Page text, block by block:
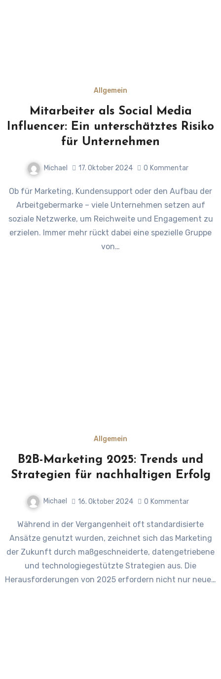
Allgemein
Mitarbeiter als Social Media
Influencer: Ein unterschätztes Risiko
für Unternehmen
Michael 17. Oktober 2024 0 Kommentar
Ob für Marketing, Kundensupport oder den Aufbau der
Arbeitgebermarke – viele Unternehmen setzen auf
soziale Netzwerke, um Reichweite und Engagement zu
erzielen. Immer mehr rückt dabei eine spezielle Gruppe
von…
Allgemein
B2B-Marketing 2025: Trends und
Strategien für nachhaltigen Erfolg
Michael 16. Oktober 2024 0 Kommentar
Während in der Vergangenheit oft standardisierte
Ansätze genutzt wurden, zeichnet sich das Marketing
der Zukunft durch maßgeschneiderte, datengetriebene
und technologiegestützte Strategien aus. Die
Herausforderungen von 2025 erfordern nicht nur neue…